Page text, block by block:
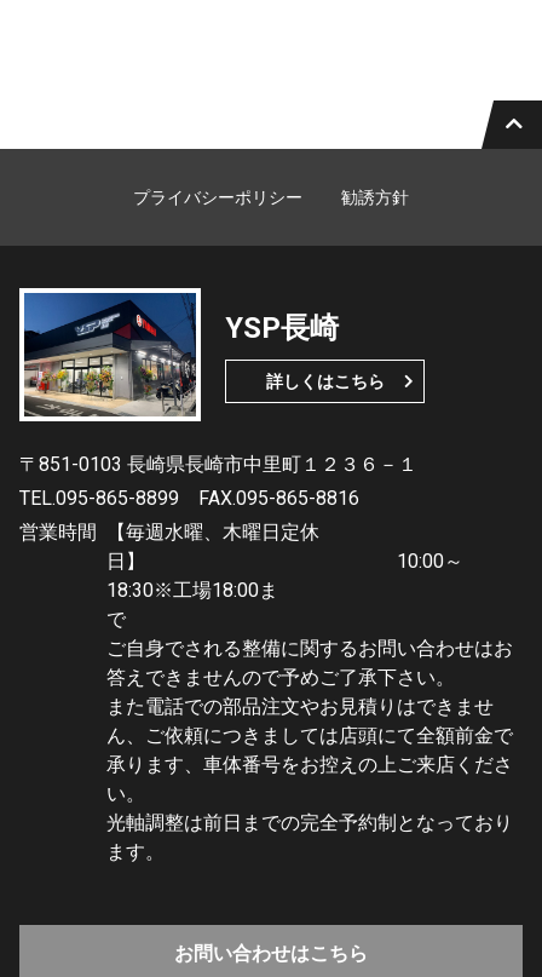
プライバシーポリシー 勧誘方針
YSP長崎
詳しくはこちら
〒851-0103 長崎県長崎市中里町１２３６－１
TEL.095-865-8899
FAX.095-865-8816
営業時間
【毎週水曜、木曜日定休
日】 10:00～
18:30※工場18:00ま
で
ご自身でされる整備に関するお問い合わせはお
答えできませんので予めご了承下さい。
また電話での部品注文やお見積りはできませ
ん、ご依頼につきましては店頭にて全額前金で
承ります、車体番号をお控えの上ご来店くださ
い。
光軸調整は前日までの完全予約制となっており
ます。
お問い合わせはこちら